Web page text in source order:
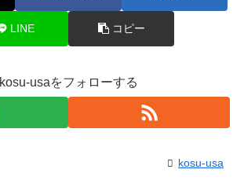
LINE コピー
kosu-usaをフォローする
kosu-usa